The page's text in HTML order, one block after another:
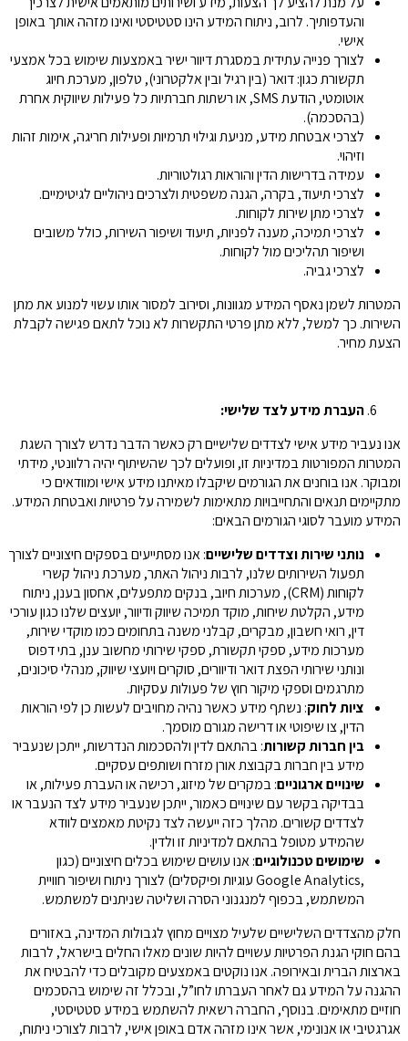
והעדפותיך. לרוב, ניתוח המידע הינו סטטיסטי ואינו מזהה אותך באופן
אישי.
לצורך פנייה עתידית במסגרת דיוור ישיר באמצעות שימוש בכל אמצעי
תקשורת כגון: דואר (בין רגיל ובין אלקטרוני), טלפון, מערכת חיוג
אוטומטי, הודעת SMS, או רשתות חברתיות כל פעילות שיווקית אחרת
(בהסכמה).
לצרכי אבטחת מידע, מניעת וגילוי תרמיות ופעילות חריגה, אימות זהות
וזיהוי.
עמידה בדרישות הדין והוראות רגולטוריות.
לצרכי תיעוד, בקרה, הגנה משפטית ולצרכים ניהוליים לגיטימיים.
לצרכי מתן שירות לקוחות.
לצרכי תמיכה, מענה לפניות, תיעוד ושיפור השירות, כולל משובים
ושיפור תהליכים מול לקוחות.
לצרכי גביה.
המטרות לשמן נאסף המידע מגוונות, וסירוב למסור אותו עשוי למנוע את מתן
השירות. כך למשל, ללא מתן פרטי התקשרות לא נוכל לתאם פגישה לקבלת
הצעת מחיר.
העברת מידע לצד שלישי:
אנו נעביר מידע אישי לצדדים שלישיים רק כאשר הדבר נדרש לצורך השגת
המטרות המפורטות במדיניות זו, ופועלים לכך שהשיתוף יהיה רלוונטי, מידתי
ומבוקר. אנו בוחנים את הגורמים שיקבלו מאיתנו מידע אישי ומוודאים כי
מתקיימים תנאים והתחייבויות מתאימות לשמירה על פרטיות ואבטחת המידע.
המידע מועבר לסוגי הגורמים הבאים:
נותני שירות וצדדים שלישיים: אנו מסתייעים בספקים חיצוניים לצורך
תפעול השירותים שלנו, לרבות ניהול האתר, מערכת ניהול קשרי
לקוחות (CRM), מערכות חיוב, בנקים מתפעלים, אחסון בענן, ניתוח
מידע, הקלטת שיחות, מוקד תמיכה שיווק ודיוור, יועצים שלנו כגון עורכי
דין, רואי חשבון, מבקרים, קבלני משנה בתחומים כמו מוקדי שירות,
מערכות מידע, ספקי תקשורת, ספקי שירותי מחשוב ענן, בתי דפוס
ונותני שירותי הפצת דואר ודיוורים, סוקרים ויועצי שיווק, מנהלי סיכונים,
מתרגמים וספקי מיקור חוץ של פעולות עסקיות.
ציות לחוק: נשתף מידע כאשר נהיה מחויבים לעשות כן לפי הוראות
הדין, צו שיפוטי או דרישה מגורם מוסמך.
בין חברות קשורות: בהתאם לדין ולהסכמות הנדרשות, ייתכן שנעביר
מידע בין חברות בקבוצת אורן מזרח ושותפים עסקיים.
שינויים ארגוניים: במקרים של מיזוג, רכישה או העברת פעילות, או
בבדיקה בקשר עם שינויים כאמור, ייתכן שנעביר מידע לצד הנעבר או
לצדדים קשורים. מהלך כזה ייעשה לצד נקיטת מאמצים לוודא
שהמידע מטופל בהתאם למדיניות זו ולדין.
שימושים טכנולוגיים: אנו עושים שימוש בכלים חיצוניים (כגון
,Google Analytics עוגיות ופיקסלים) לצורך ניתוח ושיפור חוויית
המשתמש, בכפוף למנגנוני הסרה ושליטה שניתנים למשתמש.
חלק מהצדדים השלישיים שלעיל מצויים מחוץ לגבולות המדינה, באזורים
בהם חוקי הגנת הפרטיות עשויים להיות שונים מאלו החלים בישראל, לרבות
בארצות הברית ובאירופה. אנו נוקטים באמצעים מקובלים כדי להבטיח את
ההגנה על המידע גם לאחר העברתו לחו”ל, ובכלל זה שימוש בהסכמים
חוזיים מתאימים. בנוסף, החברה רשאית להשתמש במידע סטטיסטי,
אגרגטיבי או אנונימי, אשר אינו מזהה אדם באופן אישי, לרבות לצורכי ניתוח,